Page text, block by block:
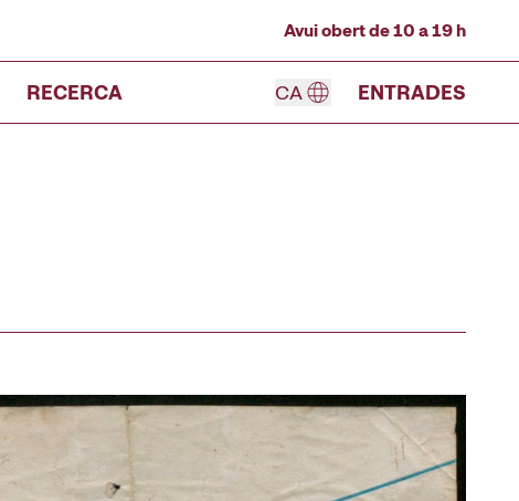
Avui obert de 10 a 19 h
RECERCA CA ENTRADES